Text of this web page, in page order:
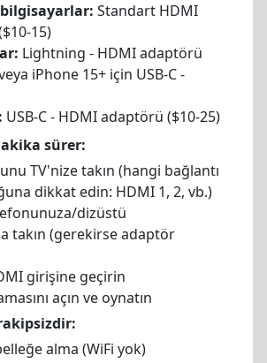
Standart HDMI
15)
Lightning - HDMI adaptörü
iPhone 15+ için USB-C -
USB-C - HDMI adaptörü ($10-25)
sürer:
TV'nize takın (hangi bağlantı
dikkat edin: HDMI 1, 2, vb.)
dizüstü
takın (gerekirse adaptör
girişine geçirin
açın ve oynatın
alma (WiFi yok)